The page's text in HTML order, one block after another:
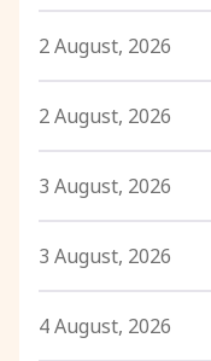
2 August, 2026
2 August, 2026
3 August, 2026
3 August, 2026
4 August, 2026